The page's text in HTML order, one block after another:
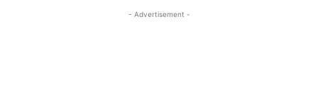
- Advertisement -